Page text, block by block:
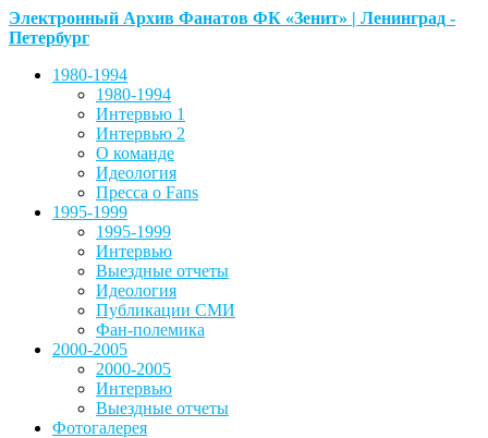
Электронный Архив Фанатов ФК «Зенит» | Ленинград -
Петербург
1980-1994
1980-1994
Интервью 1
Интервью 2
О команде
Идеология
Пресса о Fans
1995-1999
1995-1999
Интервью
Выездные отчеты
Идеология
Публикации СМИ
Фан-полемика
2000-2005
2000-2005
Интервью
Выездные отчеты
Фотогалерея